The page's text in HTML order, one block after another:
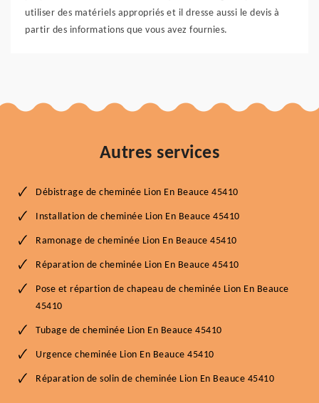
utiliser des matériels appropriés et il dresse aussi le devis à
partir des informations que vous avez fournies.
Autres services
Débistrage de cheminée Lion En Beauce 45410
Installation de cheminée Lion En Beauce 45410
Ramonage de cheminée Lion En Beauce 45410
Réparation de cheminée Lion En Beauce 45410
Pose et répartion de chapeau de cheminée Lion En Beauce
45410
Tubage de cheminée Lion En Beauce 45410
Urgence cheminée Lion En Beauce 45410
Réparation de solin de cheminée Lion En Beauce 45410